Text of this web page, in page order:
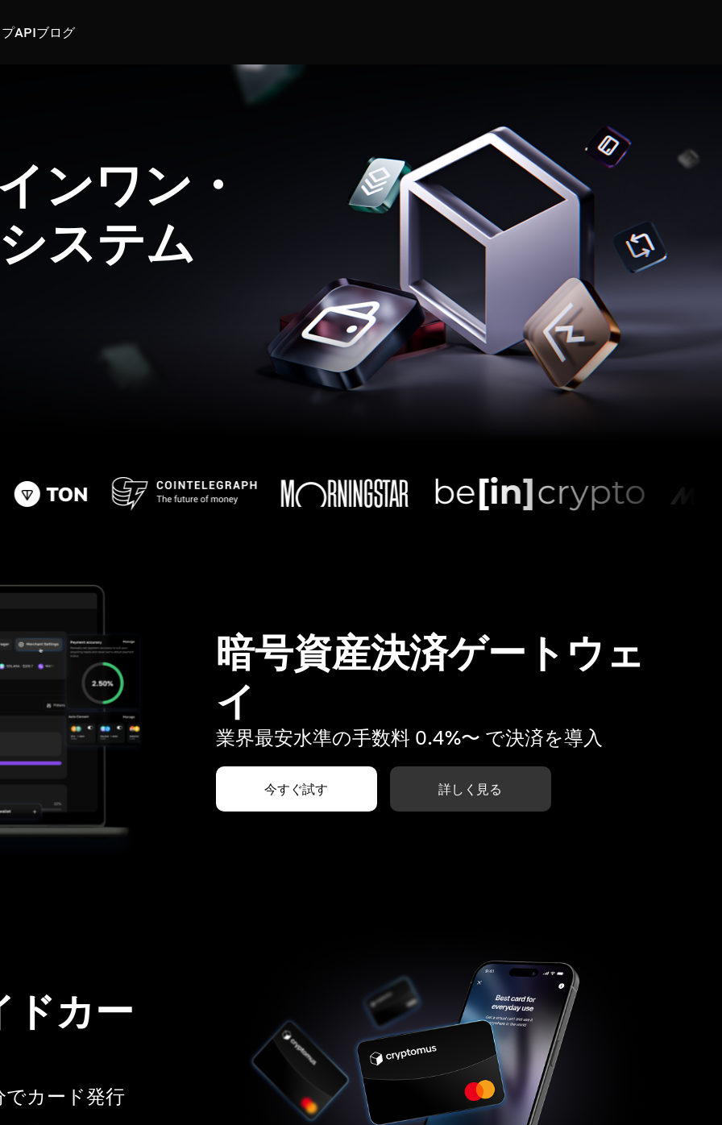
APIブログ
ンワン・
ステム
暗号資産決済ゲートウェ
イ
業界最安水準の手数料 0.4%〜 で決済を導入
今すぐ試す 詳しく見る
ドカー
でカード発行